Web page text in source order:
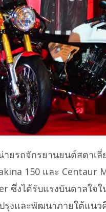
ยรถจักรยานยนต์สตาเ
150 และ Centaur
ซึ่งได้รับแรงบันดาลใจ
งและพัฒนาภายใต้แนว